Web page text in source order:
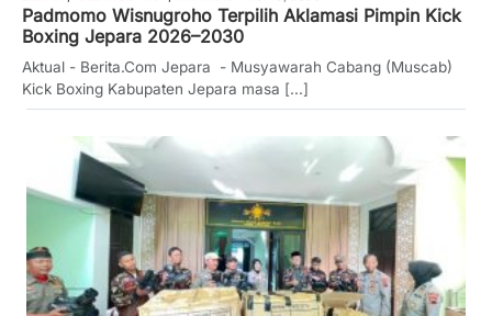
Padmomo Wisnugroho Terpilih Aklamasi Pimpin Kick
Boxing Jepara 2026–2030
Aktual - Berita.Com Jepara - Musyawarah Cabang (Muscab)
Kick Boxing Kabupaten Jepara masa [...]